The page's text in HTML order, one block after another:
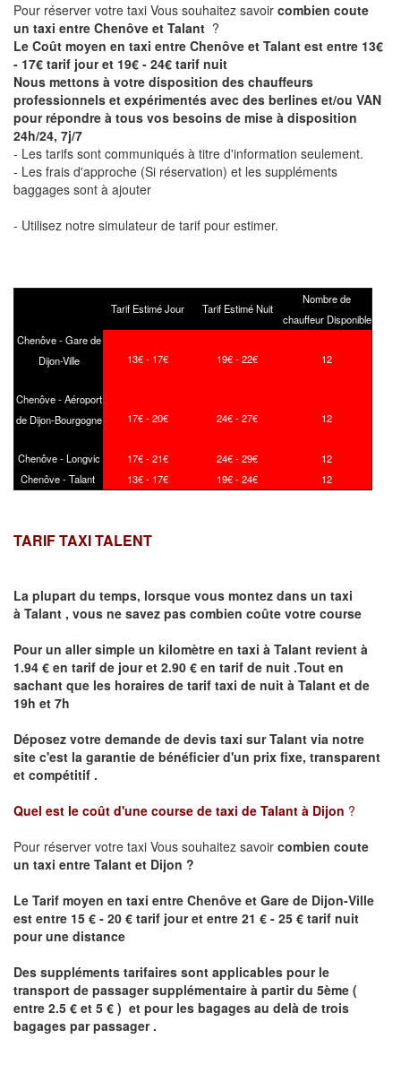
Pour réserver votre taxi Vous souhaitez savoir combien coute
un taxi entre Chenôve et Talant ?
Le Coût moyen en taxi entre Chenôve et Talant est entre 13€
- 17€ tarif jour et 19€ - 24€ tarif nuit
Nous mettons à votre disposition des chauffeurs
professionnels et expérimentés avec des berlines et/ou VAN
pour répondre à tous vos besoins de mise à disposition
24h/24, 7j/7
- Les tarifs sont communiqués à titre d'information seulement.
- Les frais d'approche (Si réservation) et les suppléments
baggages sont à ajouter
- Utilisez notre simulateur de tarif pour estimer.
Tarif Estimé Jour Tarif Estimé Nuit
Nombre de
chauffeur Disponible
Chenôve - Gare de
Dijon-Ville
13€ - 17€ 19€ - 22€ 12
Chenôve - Aéroport
de Dijon-Bourgogne
17€ - 20€ 24€ - 27€ 12
Chenôve - Longvic 17€ - 21€ 24€ - 29€
12
Chenôve - Talant
13€ - 17€ 19€ - 24€ 12
TARIF TAXI TALENT
La plupart du temps, lorsque vous montez dans un taxi
à Talant , vous ne savez pas combien coûte votre course
Pour un aller simple un kilomètre en taxi à Talant revient à
1.94 € en tarif de jour et 2.90 € en tarif de nuit .Tout en
sachant que les horaires de tarif taxi de nuit à Talant et de
19h et 7h
Déposez votre demande de devis taxi surTalant via notre
site c'est la garantie de bénéficier d'un prix fixe, transparent
et compétitif .
Quel est le coût d'une course de taxi de Talant à Dijon ?
Pour réserver votre taxi Vous souhaitez savoir combien coute
un taxi entre Talant et Dijon ?
Le Tarif moyen en taxi entre Chenôve et Gare de Dijon-Ville
est entre 15 € - 20 € tarif jour et entre 21 € - 25 € tarif nuit
pour une distance
Des suppléments tarifaires sont applicables pour le
transport de passager supplémentaire à partir du 5ème (
entre 2.5 € et 5 € ) et pour les bagages au delà de trois
bagages par passager .